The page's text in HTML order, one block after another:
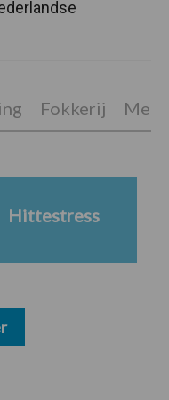
Fokkerij
Hittestress